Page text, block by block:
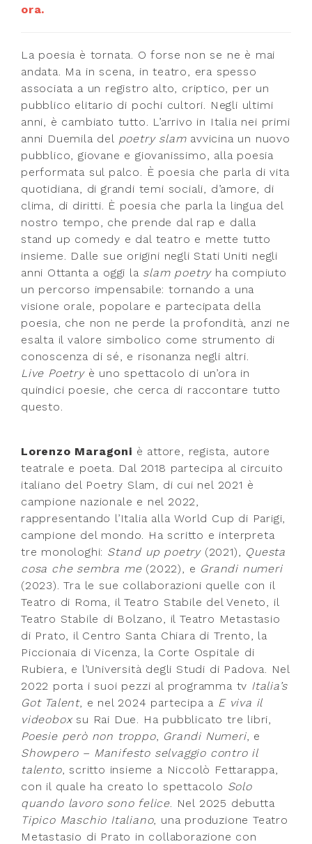
ora.
La poesia è tornata. O forse non se ne è mai
andata. Ma in scena, in teatro, era spesso
associata a un registro alto, criptico, per un
pubblico elitario di pochi cultori. Negli ultimi
anni, è cambiato tutto. L’arrivo in Italia nei primi
anni Duemila del poetry slamavvicina un nuovo
pubblico, giovane e giovanissimo, alla poesia
performata sul palco. È poesia che parla di vita
quotidiana, di grandi temi sociali, d’amore, di
clima, di diritti. È poesia che parla la lingua del
nostro tempo, che prende dal rap e dalla
stand up comedy e dal teatro e mette tutto
insieme. Dalle sue origini negli Stati Uniti negli
anni Ottanta a oggi la slam poetryha compiuto
un percorso impensabile: tornando a una
visione orale, popolare e partecipata della
poesia, che non ne perde la profondità, anzi ne
esalta il valore simbolico come strumento di
conoscenza di sé, e risonanza negli altri.
Live Poetryè uno spettacolo di un’ora in
quindici poesie, che cerca di raccontare tutto
questo.
Lorenzo Maragoni è attore, regista, autore
teatrale e poeta. Dal 2018 partecipa al circuito
italiano del Poetry Slam, di cui nel 2021 è
campione nazionale e nel 2022,
rappresentando l’Italia alla World Cup di Parigi,
campione del mondo. Ha scritto e interpreta
tre monologhi: Stand up poetry(2021), Questa
cosa che sembra me(2022), e Grandi numeri
(2023). Tra le sue collaborazioni quelle con il
Teatro di Roma, il Teatro Stabile del Veneto, il
Teatro Stabile di Bolzano, il Teatro Metastasio
di Prato, il Centro Santa Chiara di Trento, la
Piccionaia di Vicenza, la Corte Ospitale di
Rubiera, e l’Università degli Studi di Padova. Nel
2022 porta i suoi pezzi al programma tv Italia’s
Got Talent, e nel 2024 partecipa a E viva il
videobox su Rai Due. Ha pubblicato tre libri,
Poesie però non troppo, Grandi Numeri, e
Showpero – Manifesto selvaggio contro il
talento, scritto insieme a Niccolò Fettarappa,
con il quale ha creato lo spettacolo Solo
quando lavoro sono felice. Nel 2025 debutta
Tipico Maschio Italiano, una produzione Teatro
Metastasio di Prato in collaborazione con